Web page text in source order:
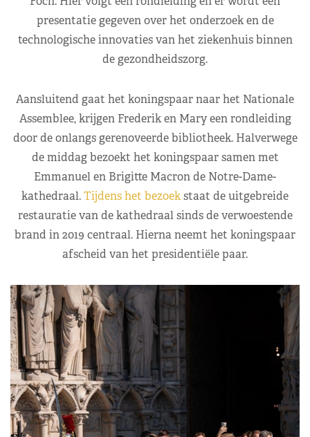
presentatie gegeven over het onderzoek en de
technologische innovaties van het ziekenhuis binnen
de gezondheidszorg.
Aansluitend gaat het koningspaar naar het Nationale
Assemblee, krijgen Frederik en Mary een rondleiding
door de onlangs gerenoveerde bibliotheek. Halverwege
de middag bezoekt het koningspaar samen met
Emmanuel en Brigitte Macron de Notre-Dame-
kathedraal.Tijdens het bezoekstaat de uitgebreide
restauratie van de kathedraal sinds de verwoestende
brand in 2019 centraal. Hierna neemt het koningspaar
afscheid van het presidentiële paar.